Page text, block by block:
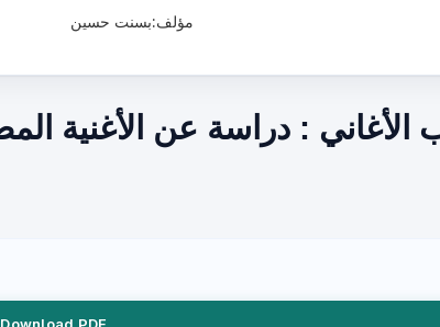
مؤلف:بسنت حسين